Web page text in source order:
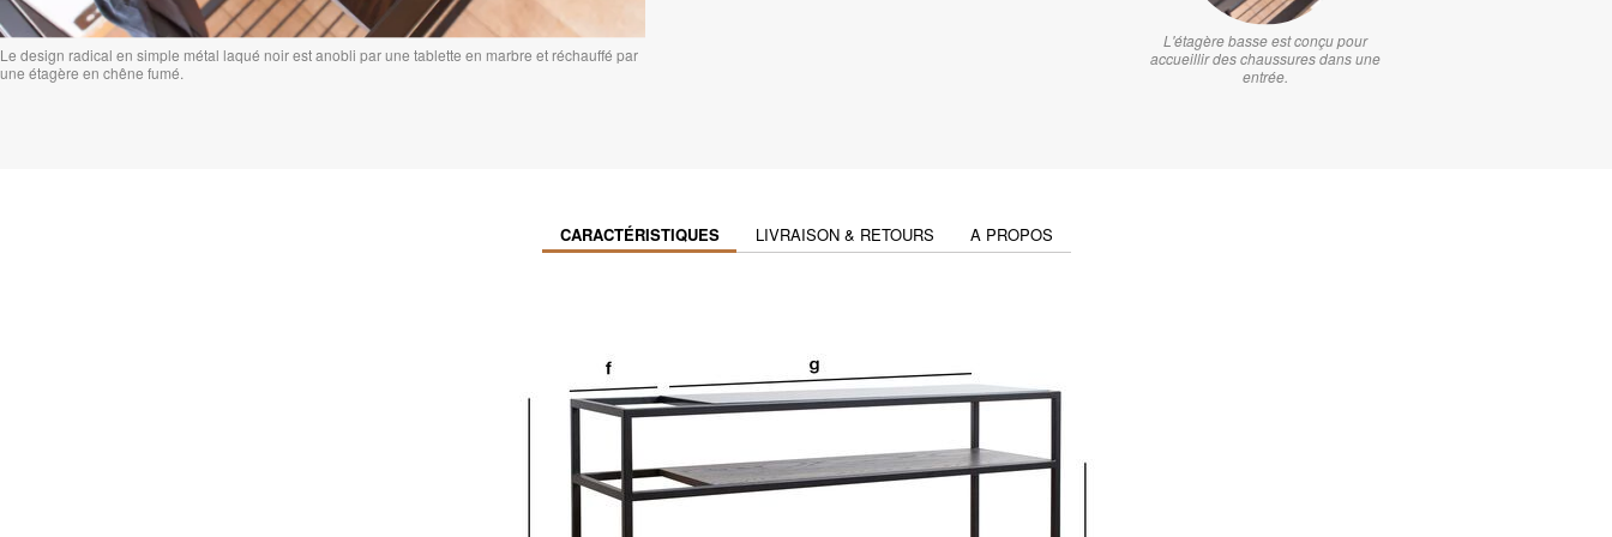
Le design radical en simple métal laqué noir est anobli par une tablette en marbre et réchauffé par
une étagère en chêne fumé.
L'étagère basse est conçu pour
accueillir des chaussures dans une
entrée.
CARACTÉRISTIQUES LIVRAISON & RETOURS A PROPOS